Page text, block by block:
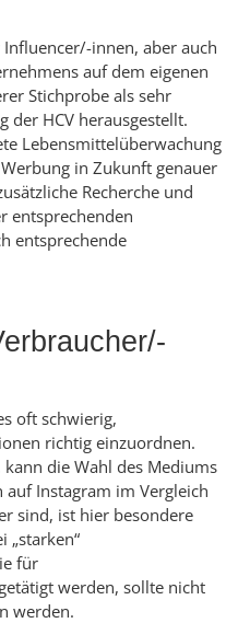
Influencer/-innen, aber auch
auf dem eigenen
Stichprobe als sehr
der HCV herausgestellt.
Lebensmittelüberwachung
in Zukunft genauer
Recherche und
entsprechenden
entsprechende
oft schwierig,
richtig einzuordnen.
die Wahl des Mediums
auf Instagram im Vergleich
sind, ist hier besondere
„starken“
für
werden, sollte nicht
werden.